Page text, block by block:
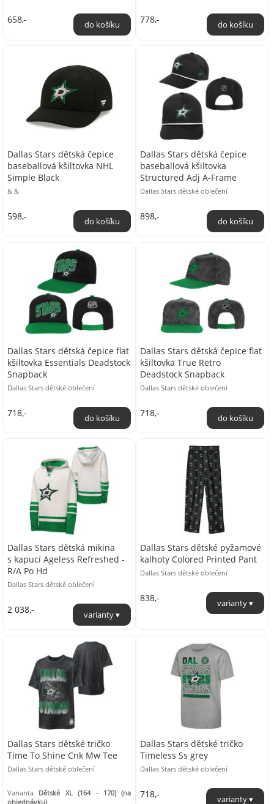
658,- 778,-
Dallas Stars dětská čepice
baseballová kšiltovka NHL
Simple Black
& &
598,-
Dallas Stars dětská čepice
baseballová kšiltovka
Structured Adj A-Frame
Dallas Stars dětské oblečení
898,-
Dallas Stars dětská čepice flat
kšiltovka Essentials Deadstock
Snapback
Dallas Stars dětské oblečení
718,-
Dallas Stars dětská čepice flat
kšiltovka True Retro
Deadstock Snapback
Dallas Stars dětské oblečení
718,-
Dallas Stars dětská mikina
s kapucí Ageless Refreshed -
R/A Po Hd
Dallas Stars dětské oblečení
2 038,-
Dallas Stars dětské pyžamové
kalhoty Colored Printed Pant
Dallas Stars dětské oblečení
838,-
Dallas Stars dětské tričko
Time To Shine Cnk Mw Tee
Dallas Stars dětské oblečení
Varianta Dětské XL (164 - 170) (na
objednávku)
Dallas Stars dětské tričko
Timeless Ss grey
Dallas Stars dětské oblečení
718,-